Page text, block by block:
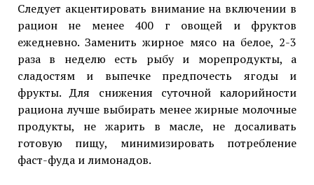
Следует акцентировать внимание на включении в
рацион не менее 400 г овощей и фруктов
ежедневно. Заменить жирное мясо на белое, 2-3
раза в неделю есть рыбу и морепродукты, а
сладостям и выпечке предпочесть ягоды и
фрукты. Для снижения суточной калорийности
рациона лучше выбирать менее жирные молочные
продукты, не жарить в масле, не досаливать
готовую пищу, минимизировать потребление
фаст-фуда и лимонадов.